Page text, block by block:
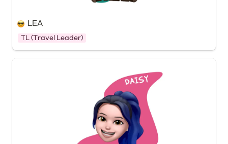
LEA
TL (Travel Leader)